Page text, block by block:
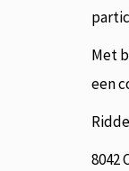
Met
een
8042